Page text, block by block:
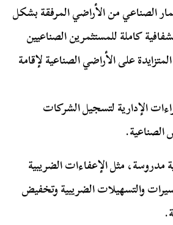
الصناعي من الأراضي المرفقة بشكل
كاملة للمستثمرين الصناعيين
على الأراضي الصناعية لإقامة
الإدارية لتسجيل الشركات
مدروسة، مثل الإعفاءات الضريبية
والتسهيلات الضريبية وتخفيض